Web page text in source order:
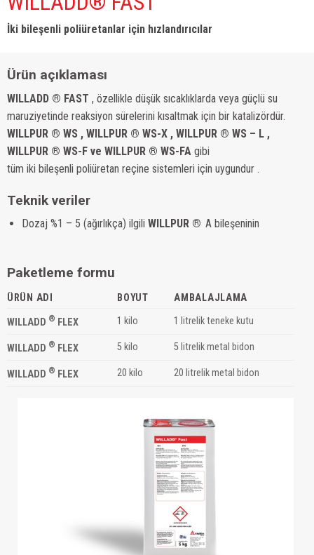
İki bileşenli poliüretanlar için hızlandırıcılar
Ürün açıklaması
WILLADD ® FAST , özellikle düşük sıcaklıklarda veya güçlü su
maruziyetinde reaksiyon sürelerini kısaltmak için bir katalizördür.
WILLPUR ® WS , WILLPUR ® WS-X , WILLPUR ® WS – L ,
WILLPUR ® WS-F ve WILLPUR ® WS-FA gibi
tüm iki bileşenli poliüretan reçine sistemleri için uygundur .
Teknik veriler
Dozaj %1 – 5 (ağırlıkça) ilgili WILLPUR ® A bileşeninin
Paketleme formu
ÜRÜN ADI BOYUT AMBALAJLAMA
WILLADD ® FLEX 1 kilo 1 litrelik teneke kutu
WILLADD ® FLEX 5 kilo 5 litrelik metal bidon
WILLADD ® FLEX 20 kilo 20 litrelik metal bidon